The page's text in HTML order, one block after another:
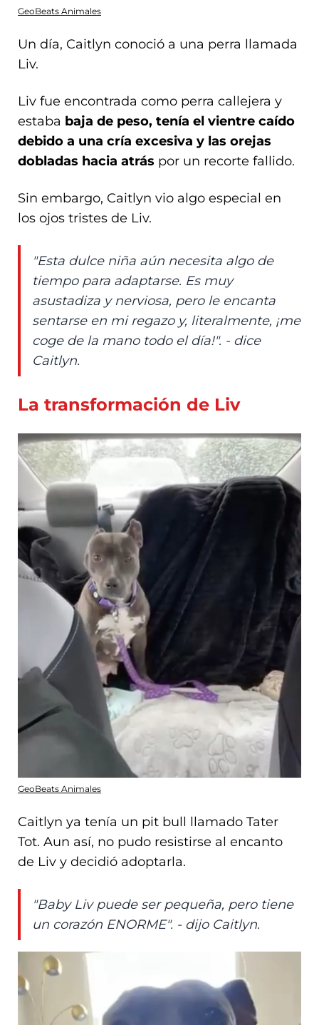
GeoBeats Animales
Un día, Caitlyn conoció a una perra llamada
Liv.
Liv fue encontrada como perra callejera y
estaba baja de peso, tenía el vientre caído
debido a una cría excesiva y las orejas
dobladas hacia atrás por un recorte fallido.
Sin embargo, Caitlyn vio algo especial en
los ojos tristes de Liv.
"Esta dulce niña aún necesita algo de
tiempo para adaptarse. Es muy
asustadiza y nerviosa, pero le encanta
sentarse en mi regazo y, literalmente, ¡me
coge de la mano todo el día!". - dice
Caitlyn.
La transformación de Liv
GeoBeats Animales
Caitlyn ya tenía un pit bull llamado Tater
Tot. Aun así, no pudo resistirse al encanto
de Liv y decidió adoptarla.
"Baby Liv puede ser pequeña, pero tiene
un corazón ENORME". - dijo Caitlyn.